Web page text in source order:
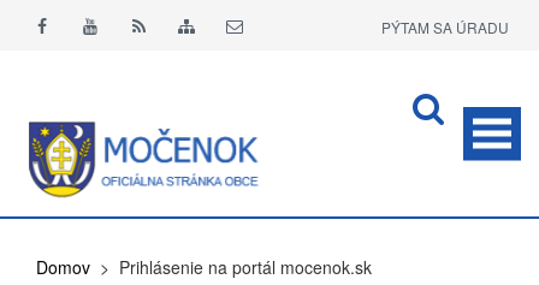
PÝTAM SA ÚRADU
Domov > Prihlásenie na portál mocenok.sk